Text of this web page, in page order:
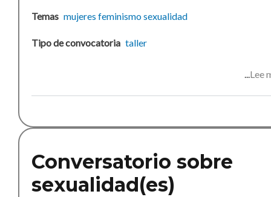
Temas mujeres feminismosexualidad
Tipo de convocatoria taller
Lee
Conversatorio sobre
sexualidad(es)